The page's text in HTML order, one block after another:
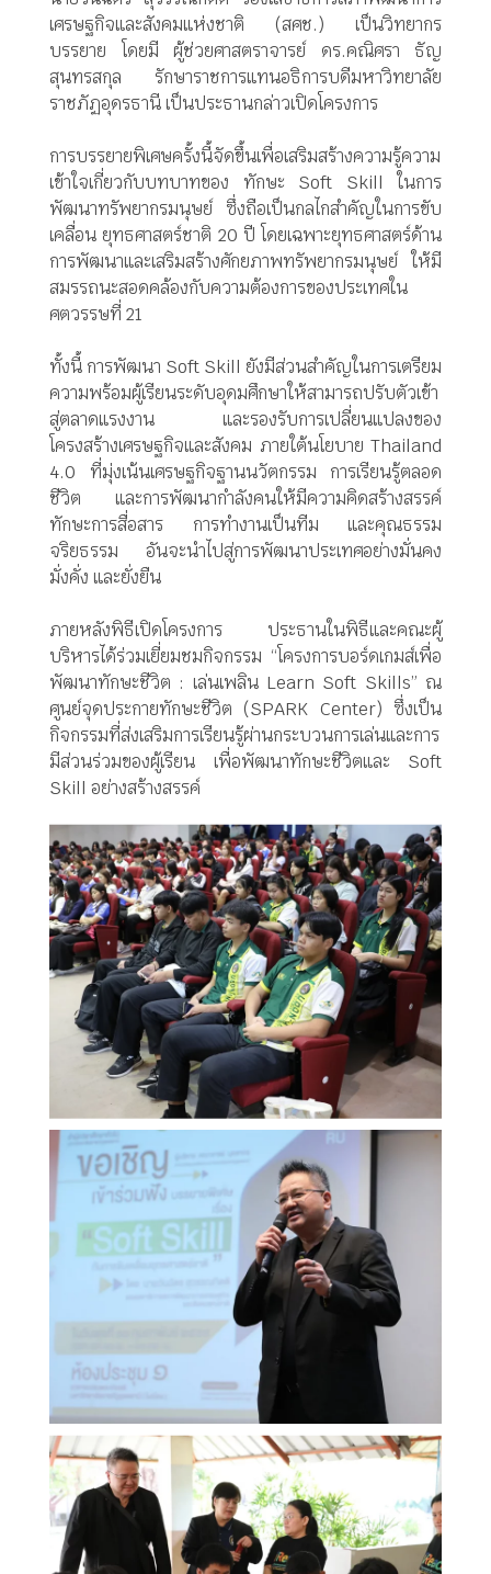
เศรษฐกิจและสังคมแห่งชาติ (สศช.) เป็นวิทยากร
บรรยาย โดยมี ผู้ช่วยศาสตราจารย์ ดร.คณิศรา ธัญ
สุนทรสกุล รักษาราชการแทนอธิการบดีมหาวิทยาลัย
ราชภัฏอุดรธานี เป็นประธานกล่าวเปิดโครงการ
การบรรยายพิเศษครั้งนี้จัดขึ้นเพื่อเสริมสร้างความรู้ความ
เข้าใจเกี่ยวกับบทบาทของ ทักษะ Soft Skill ในการ
พัฒนาทรัพยากรมนุษย์ ซึ่งถือเป็นกลไกสำคัญในการขับ
เคลื่อน ยุทธศาสตร์ชาติ 20 ปี โดยเฉพาะยุทธศาสตร์ด้าน
การพัฒนาและเสริมสร้างศักยภาพทรัพยากรมนุษย์ ให้มี
สมรรถนะสอดคล้องกับความต้องการของประเทศใน
ศตวรรษที่ 21
ทั้งนี้ การพัฒนา Soft Skill ยังมีส่วนสำคัญในการเตรียม
ความพร้อมผู้เรียนระดับอุดมศึกษาให้สามารถปรับตัวเข้า
สู่ตลาดแรงงาน และรองรับการเปลี่ยนแปลงของ
โครงสร้างเศรษฐกิจและสังคม ภายใต้นโยบาย Thailand
4.0 ที่มุ่งเน้นเศรษฐกิจฐานนวัตกรรม การเรียนรู้ตลอด
ชีวิต และการพัฒนากำลังคนให้มีความคิดสร้างสรรค์
ทักษะการสื่อสาร การทำงานเป็นทีม และคุณธรรม
จริยธรรม อันจะนำไปสู่การพัฒนาประเทศอย่างมั่นคง
มั่งคั่ง และยั่งยืน
ภายหลังพิธีเปิดโครงการ ประธานในพิธีและคณะผู้
บริหารได้ร่วมเยี่ยมชมกิจกรรม “โครงการบอร์ดเกมส์เพื่อ
พัฒนาทักษะชีวิต : เล่นเพลิน Learn Soft Skills” ณ
ศูนย์จุดประกายทักษะชีวิต (SPARK Center) ซึ่งเป็น
กิจกรรมที่ส่งเสริมการเรียนรู้ผ่านกระบวนการเล่นและการ
มีส่วนร่วมของผู้เรียน เพื่อพัฒนาทักษะชีวิตและ Soft
Skill อย่างสร้างสรรค์